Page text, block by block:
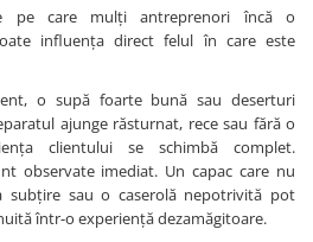
pe care mulți antreprenori încă o
influența direct felul în care este
o supă foarte bună sau deserturi
ajunge răsturnat, rece sau fără o
clientului se schimbă complet.
observate imediat. Un capac care nu
subțire sau o caserolă nepotrivită pot
într-o experiență dezamăgitoare.